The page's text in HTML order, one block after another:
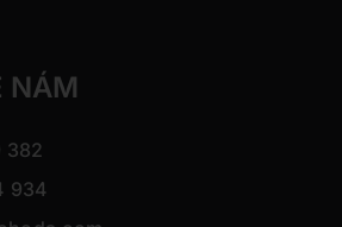
NÁM
382
934